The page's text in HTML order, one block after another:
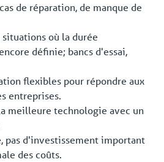
de réparation, de manque de
où la durée
définie; bancs d'essai,
flexibles pour répondre aux
entreprises.
meilleure technologie avec un
d'investissement important
des coûts.